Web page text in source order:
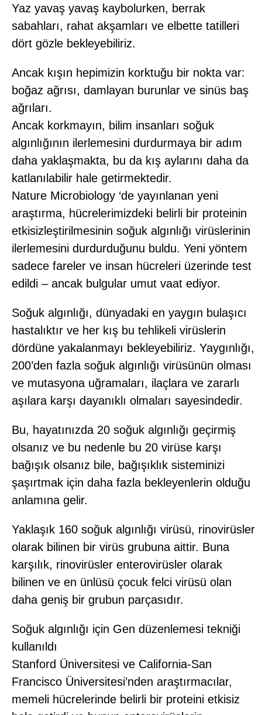
Yaz yavaş yavaş kaybolurken, berrak
sabahları, rahat akşamları ve elbette tatilleri
dört gözle bekleyebiliriz.
Ancak kışın hepimizin korktuğu bir nokta var:
boğaz ağrısı, damlayan burunlar ve sinüs baş
ağrıları.
Ancak korkmayın, bilim insanları soğuk
algınlığının ilerlemesini durdurmaya bir adım
daha yaklaşmakta, bu da kış aylarını daha da
katlanılabilir hale getirmektedir.
Nature Microbiology ‘de yayınlanan yeni
araştırma, hücrelerimizdeki belirli bir proteinin
etkisizleştirilmesinin soğuk algınlığı virüslerinin
ilerlemesini durdurduğunu buldu. Yeni yöntem
sadece fareler ve insan hücreleri üzerinde test
edildi – ancak bulgular umut vaat ediyor.
Soğuk algınlığı, dünyadaki en yaygın bulaşıcı
hastalıktır ve her kış bu tehlikeli virüslerin
dördüne yakalanmayı bekleyebiliriz. Yaygınlığı,
200’den fazla soğuk algınlığı virüsünün olması
ve mutasyona uğramaları, ilaçlara ve zararlı
aşılara karşı dayanıklı olmaları sayesindedir.
Bu, hayatınızda 20 soğuk algınlığı geçirmiş
olsanız ve bu nedenle bu 20 virüse karşı
bağışık olsanız bile, bağışıklık sisteminizi
şaşırtmak için daha fazla bekleyenlerin olduğu
anlamına gelir.
Yaklaşık 160 soğuk algınlığı virüsü, rinovirüsler
olarak bilinen bir virüs grubuna aittir. Buna
karşılık, rinovirüsler enterovirüsler olarak
bilinen ve en ünlüsü çocuk felci virüsü olan
daha geniş bir grubun parçasıdır.
Soğuk algınlığı için Gen düzenlemesi tekniği
kullanıldı
Stanford Üniversitesi ve California-San
Francisco Üniversitesi’nden araştırmacılar,
memeli hücrelerinde belirli bir proteini etkisiz